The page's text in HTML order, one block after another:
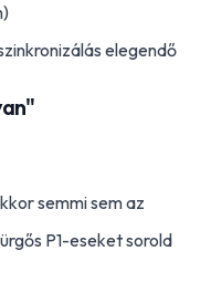
elegendő
semmi sem az
P1-eseket sorold